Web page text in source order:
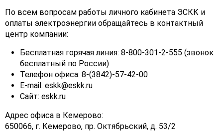
По всем вопросам работы личного кабинета ЭСКК и
оплаты электроэнергии обращайтесь в контактный
центр компании:
Бесплатная горячая линия: 8-800-301-2-555 (звонок
бесплатный по России)
Телефон офиса: 8-(3842)-57-42-00
E-mail: eskk@eskk.ru
Сайт: eskk.ru
Адрес офиса в Кемерово:
650066, г. Кемерово, пр. Октябрьский, д. 53/2